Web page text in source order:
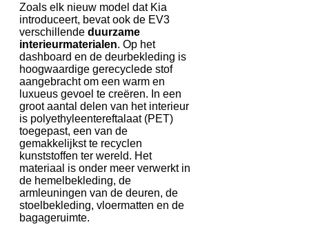
Zoals elk nieuw model dat Kia
introduceert, bevat ook de EV3
verschillende duurzame
interieurmaterialen. Op het
dashboard en de deurbekleding is
hoogwaardige gerecyclede stof
aangebracht om een ​​warm en
luxueus gevoel te creëren. In een
groot aantal delen van het interieur
is polyethyleentereftalaat (PET)
toegepast, een van de
gemakkelijkst te recyclen
kunststoffen ter wereld. Het
materiaal is onder meer verwerkt in
de hemelbekleding, de
armleuningen van de deuren, de
stoelbekleding, vloermatten en de
bagageruimte.